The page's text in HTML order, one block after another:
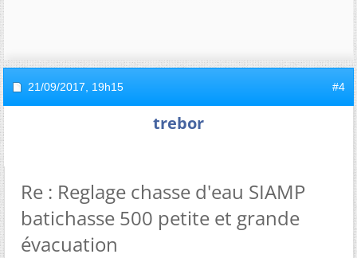
21/09/2017, 19h15 #4
trebor
Re : Reglage chasse d'eau SIAMP
batichasse 500 petite et grande
évacuation